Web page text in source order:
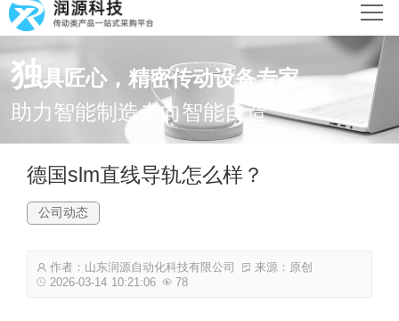
网站首页
产品中心
解决方案
关于润源
联系我们
独具匠心，精密传动设备专家
助力智能制造走向智能自造
德国slm直线导轨怎么样？
公司动态
作者：山东润源自动化科技有限公司
来源：原创
2026-03-14 10:21:06
78